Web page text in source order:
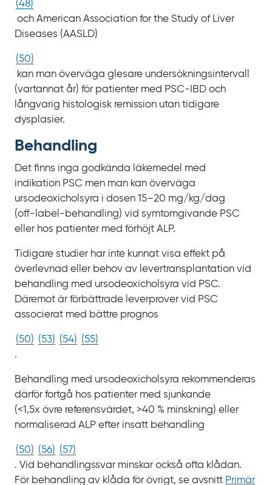
(48)
och American Association for the Study of Liver
Diseases (AASLD)
(50)
kan man överväga glesare undersökningsintervall
(vartannat år) för patienter med PSC‍-‍IBD och
långvarig histologisk remission utan tidigare
dysplasier.
Behandling
Det finns inga godkända läkemedel med
indikation PSC men man kan överväga
ursodeoxicholsyra i dosen 15‍–‍20 mg/kg/dag
(off‍-‍label -behandling) vid symtomgivande PSC
eller hos patienter med förhöjt ALP.
Tidigare studier har inte kunnat visa effekt på
överlevnad eller behov av levertransplantation vid
behandling med ursodeoxicholsyra vid PSC.
Däremot är förbättrade leverprover vid PSC
associerat med bättre prognos
(50) (53) (54) (55)
.
Behandling med ursodeoxicholsyra rekommenderas
därför fortgå hos patienter med sjunkande
(<1,5x övre referensvärdet, >40 % minskning) eller
normaliserad ALP efter insatt behandling
(50) (56) (57)
. Vid behandlingssvar minskar också ofta klådan.
För behandling av klåda för övrigt, se avsnitt Primär